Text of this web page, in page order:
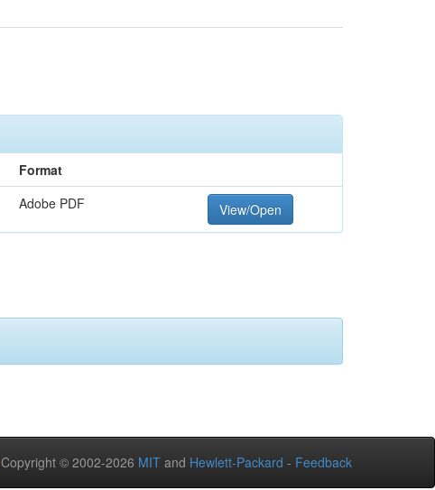
Format
Adobe PDF View/Open
Copyright © 2002-2026 MIT and Hewlett-Packard - Feedback